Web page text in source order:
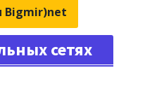
Bigmir)net
сетях